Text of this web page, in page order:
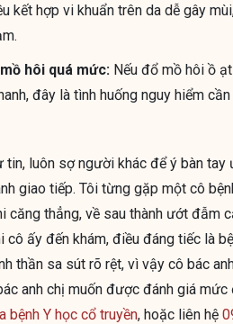
kết hợp vi khuẩn trên da dễ gây
hôi quá mức: Nếu đổ mồ hôi ồ
đây là tình huống nguy hiểm
luôn sợ người khác để ý bàn tay
giao tiếp. Tôi từng gặp một cô
căng thẳng, về sau thành ướt đẫm
ấy đến khám, điều đáng tiếc là
thần sa sút rõ rệt, vì vậy cô bác
anh chị muốn được đánh giá
bệnh Y học cổ truyền, hoặc liên hệ